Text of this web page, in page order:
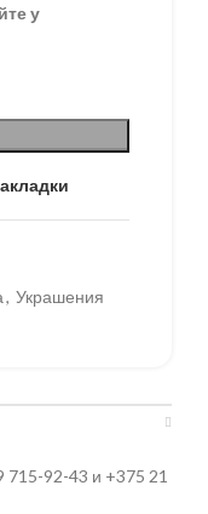
у
, Украшения
715-92-43 и +375 21